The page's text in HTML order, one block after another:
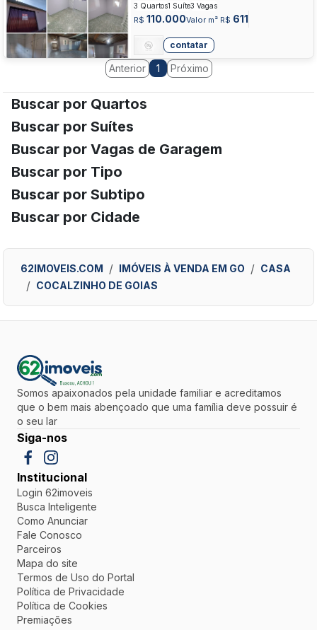
R$ 110.000Valor m² R$ 611
3 Quartos1 Suíte3 Vagas
contatar
Anterior 1 Próximo
Buscar por Quartos
Buscar por Suítes
Buscar por Vagas de Garagem
Buscar por Tipo
Buscar por Subtipo
Buscar por Cidade
62IMOVEIS.COM IMÓVEIS À VENDA EM GO
CASA
COCALZINHO DE GOIAS
Somos apaixonados pela unidade familiar e acreditamos
que o bem mais abençoado que uma família deve possuir é
o seu lar
Siga-nos
Institucional
Login 62imoveis
Busca Inteligente
Como Anunciar
Fale Conosco
Parceiros
Mapa do site
Termos de Uso do Portal
Política de Privacidade
Política de Cookies
Premiações